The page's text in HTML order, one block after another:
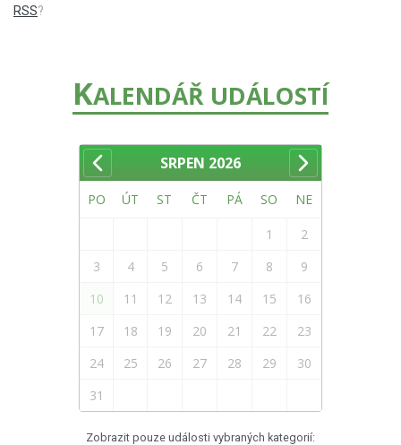
RSS?
KALENDÁŘ UDÁLOSTÍ
SRPEN 2026
PO ÚT ST ČT PÁ SO NE
1
2
3
4 5 6 7 8
9
10
11 12 13 14 15
16
17
18 19 20 21 22
23
24
25 26 27 28 29
30
31
Zobrazit pouze události vybraných kategorií: